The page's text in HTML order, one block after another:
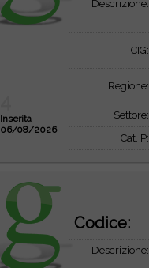
Inserita
06/08/2026
Descrizione:
CIG:
Regione:
Settore:
Cat. P:
Codice:
Descrizione: